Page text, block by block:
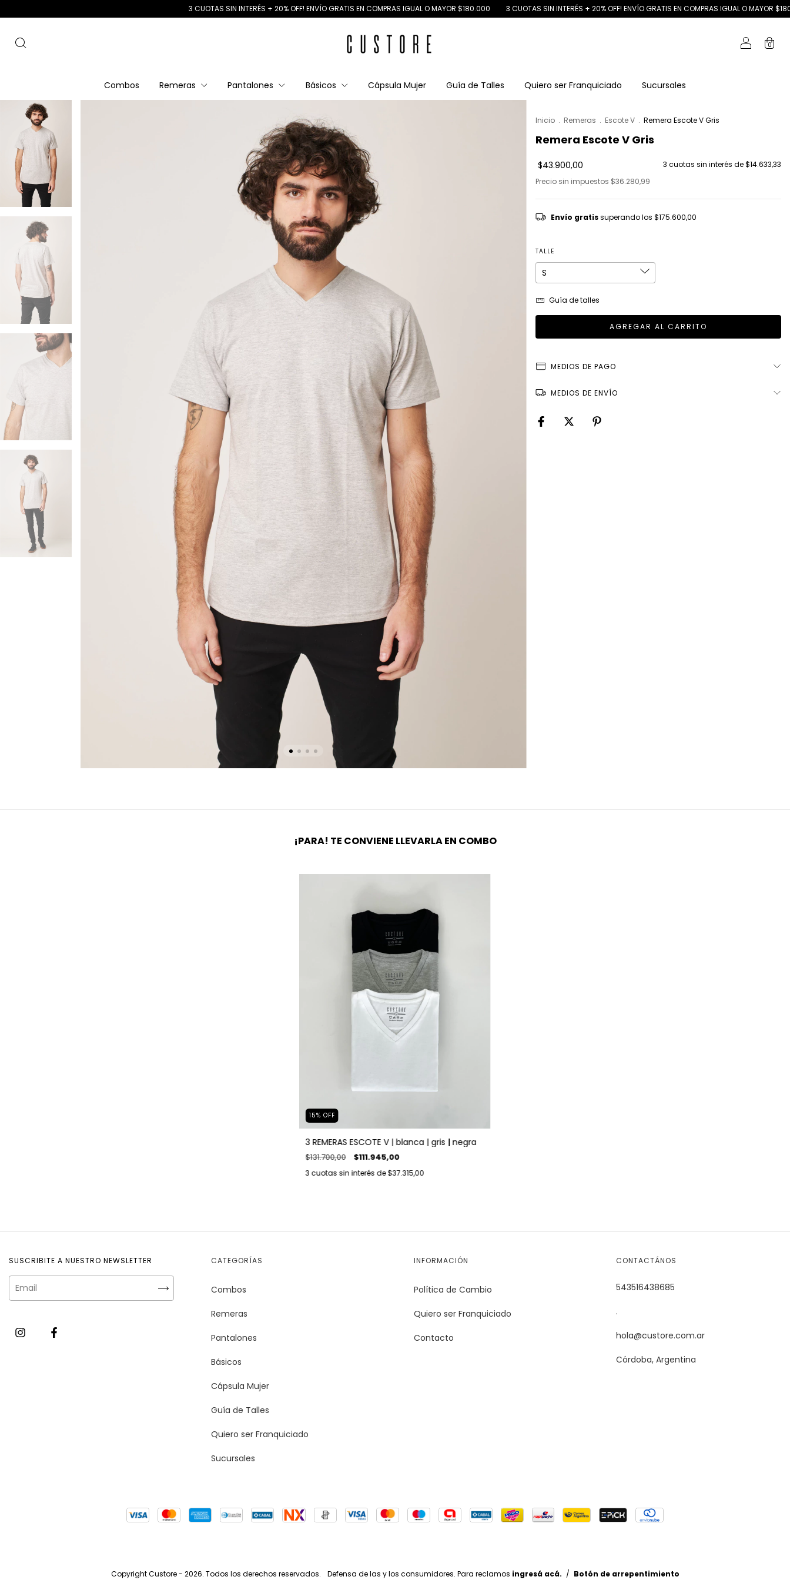
3 CUOTAS SIN INTERÉS + 20% OFF! ENVÍO GRATIS EN COMPRAS IGUAL O MAYOR $180.000 3 CUOTAS SIN INTERÉS + 20% OFF! ENVÍO GRATIS EN COMPRAS IGUAL O MAYOR $180.000 3
0
Combos Remeras Pantalones Básicos Cápsula Mujer Guía de Talles Quiero ser Franquiciado Sucursales
Inicio . Remeras . Escote V . Remera Escote V Gris
Remera Escote V Gris
$43.900,00 3 cuotas sin interés de$14.633,33
Precio sin impuestos $36.280,99
Envío gratis superando los $175.600,00
TALLE
Guía de talles
MEDIOS DE PAGO
MEDIOS DE ENVÍO
¡PARA! TE CONVIENE LLEVARLA EN COMBO
15% OFF
3 REMERAS ESCOTE V | blanca | gris | negra
$131.700,00 $111.945,00
3 cuotas sin interés de$37.315,00
SUSCRIBITE A NUESTRO NEWSLETTER CATEGORÍAS
Combos
Remeras
Pantalones
Básicos
Cápsula Mujer
Guía de Talles
Quiero ser Franquiciado
Sucursales
INFORMACIÓN
Política de Cambio
Quiero ser Franquiciado
Contacto
CONTACTÁNOS
543516438685
.
hola@custore.com.ar
Córdoba, Argentina
Copyright Custore - 2026. Todos los derechos reservados. Defensa de las y los consumidores. Para reclamos ingresá acá. / Botón de arrepentimiento